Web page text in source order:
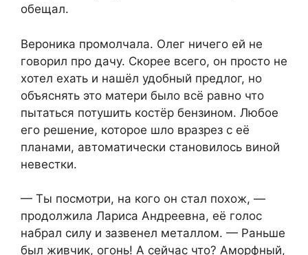
обещал.
Вероника промолчала. Олег ничего ей не
говорил про дачу. Скорее всего, он просто не
хотел ехать и нашёл удобный предлог, но
объяснять это матери было всё равно что
пытаться потушить костёр бензином. Любое
его решение, которое шло вразрез с её
планами, автоматически становилось виной
невестки.
— Ты посмотри, на кого он стал похож, —
продолжила Лариса Андреевна, её голос
набрал силу и зазвенел металлом. — Раньше
был живчик, огонь! А сейчас что? Аморфный,